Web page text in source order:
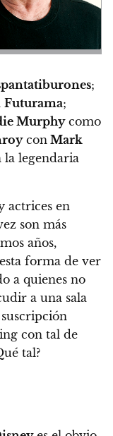
;
Futurama;
Murphycomo
con Mark
la legendaria
actrices en
son más
años,
forma de ver
a quienes no
a una sala
con tal de
tal?